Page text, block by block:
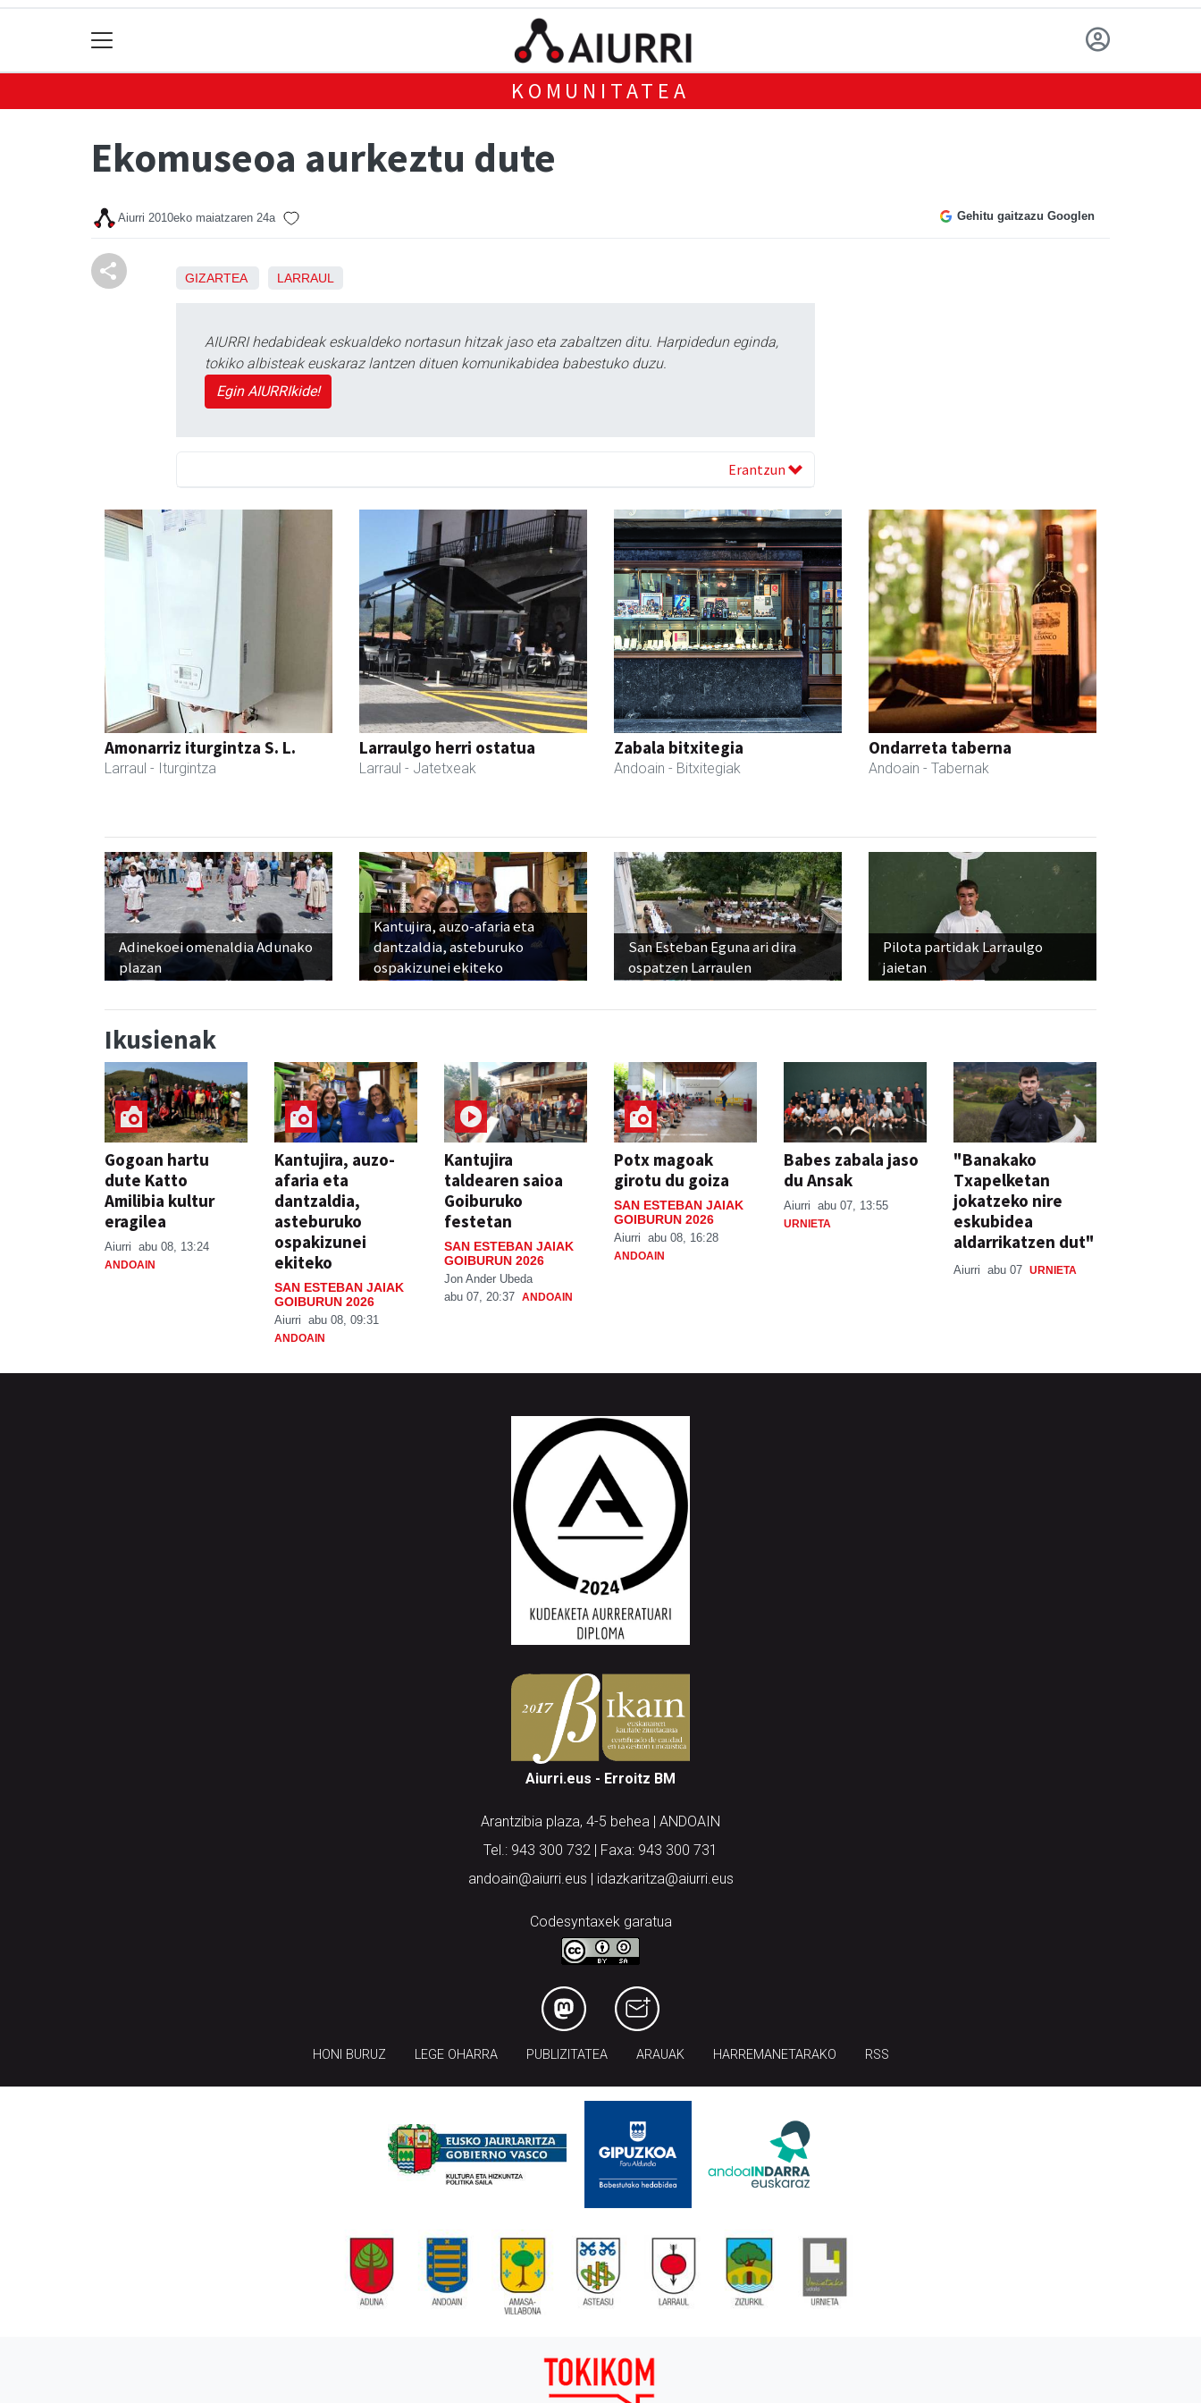
KOMUNITATEA
Ekomuseoa aurkeztu dute
Aiurri 2010eko maiatzaren 24a Gehitu gaitzazu Googlen
GIZARTEA LARRAUL
AIURRI hedabideak eskualdeko nortasun hitzak jaso eta zabaltzen ditu. Harpidedun eginda,
tokiko albisteak euskaraz lantzen dituen komunikabidea babestuko duzu.
Egin AIURRIkide!
Erantzun
Amonarriz iturgintza S. L.
Larraul - Iturgintza
Larraulgo herri ostatua
Larraul - Jatetxeak
Zabala bitxitegia
Andoain - Bitxitegiak
Ondarreta taberna
Andoain - Tabernak
Adinekoei omenaldia Adunako
plazan
Kantujira, auzo-afaria eta
dantzaldia, asteburuko
ospakizunei ekiteko
San Esteban Eguna ari dira
ospatzen Larraulen
Pilota partidak Larraulgo
jaietan
Ikusienak
Gogoan hartu
dute Katto
Amilibia kultur
eragilea
Aiurri abu 08, 13:24
ANDOAIN
Kantujira, auzo-
afaria eta
dantzaldia,
asteburuko
ospakizunei
ekiteko
SAN ESTEBAN JAIAK
GOIBURUN 2026
Aiurri abu 08, 09:31
ANDOAIN
Kantujira
taldearen saioa
Goiburuko
festetan
SAN ESTEBAN JAIAK
GOIBURUN 2026
Jon Ander Ubeda
abu 07, 20:37 ANDOAIN
Potx magoak
girotu du goiza
SAN ESTEBAN JAIAK
GOIBURUN 2026
Aiurri abu 08, 16:28
ANDOAIN
Babes zabala jaso
du Ansak
Aiurri abu 07, 13:55
URNIETA
"Banakako
Txapelketan
jokatzeko nire
eskubidea
aldarrikatzen dut"
Aiurri abu 07 URNIETA
Aiurri.eus - Erroitz BM
Arantzibia plaza, 4-5 behea | ANDOAIN
Tel.: 943 300 732 | Faxa: 943 300 731
andoain@aiurri.eus | idazkaritza@aiurri.eus
Codesyntaxek garatua
HONI BURUZ LEGE OHARRA PUBLIZITATEA ARAUAK HARREMANETARAKO RSS